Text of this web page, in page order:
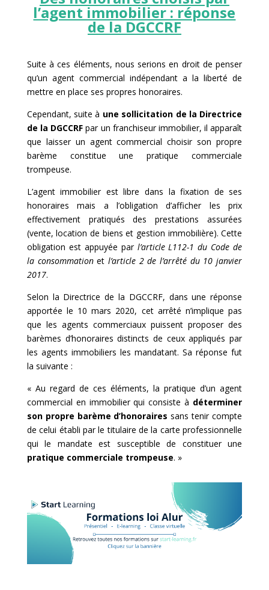
l’agent immobilier : réponse
de la DGCCRF
Suite à ces éléments, nous serions en droit de penser
qu’un agent commercial indépendant a la liberté de
mettre en place ses propres honoraires.
Cependant, suite à une sollicitation de la Directrice
de la DGCCRF par un franchiseur immobilier, il apparaît
que laisser un agent commercial choisir son propre
barème constitue une pratique commerciale
trompeuse.
L’agent immobilier est libre dans la fixation de ses
honoraires mais a l’obligation d’afficher les prix
effectivement pratiqués des prestations assurées
(vente, location de biens et gestion immobilière). Cette
obligation est appuyée par l’article L112-1 du Code de
la consommationet l’article 2 de l’arrêté du 10 janvier
2017.
Selon la Directrice de la DGCCRF, dans une réponse
apportée le 10 mars 2020, cet arrêté n’implique pas
que les agents commerciaux puissent proposer des
barèmes d’honoraires distincts de ceux appliqués par
les agents immobiliers les mandatant. Sa réponse fut
la suivante :
« Au regard de ces éléments, la pratique d’un agent
commercial en immobilier qui consiste à déterminer
son propre barème d’honoraires sans tenir compte
de celui établi par le titulaire de la carte professionnelle
qui le mandate est susceptible de constituer une
pratique commerciale trompeuse. »